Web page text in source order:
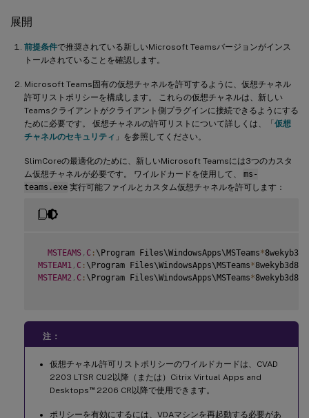
展開
前提条件で推奨されている新しいMicrosoft Teamsバージョンがインス
トールされていることを確認します。
Microsoft Teams固有の仮想チャネルを許可するように、仮想チャネル
許可リストポリシーを構成します。 これらの仮想チャネルは、新しい
Teamsクライアントがクライアント側プラグインに接続できるようにする
ために必要です。 仮想チャネルの許可リストについて詳しくは、「 仮想
チャネルのセキュリティ 」を参照してください。
SlimCoreの最適化のために、新しいMicrosoft Teamsには3つのカスタ
ム仮想チャネルが必要です。 ワイルドカードを使用して、
ms-
teams.exe 実行可能ファイルとカスタム仮想チャネルを許可します：
MSTEAMS , C : \Program Files\WindowsApps\MSTeams*
MSTEAM1 , C : \Program Files\WindowsApps\MSTeams*
MSTEAM2 , C : \Program Files\WindowsApps\MSTeams*
注：
仮想チャネル許可リストポリシーのワイルドカードは、CVAD
2203 LTSR CU2以降（または）Citrix Virtual Apps and
Desktops ™2206 CR以降で使用できます。
ポリシーを有効にするには、VDAマシンを再起動する必要があ